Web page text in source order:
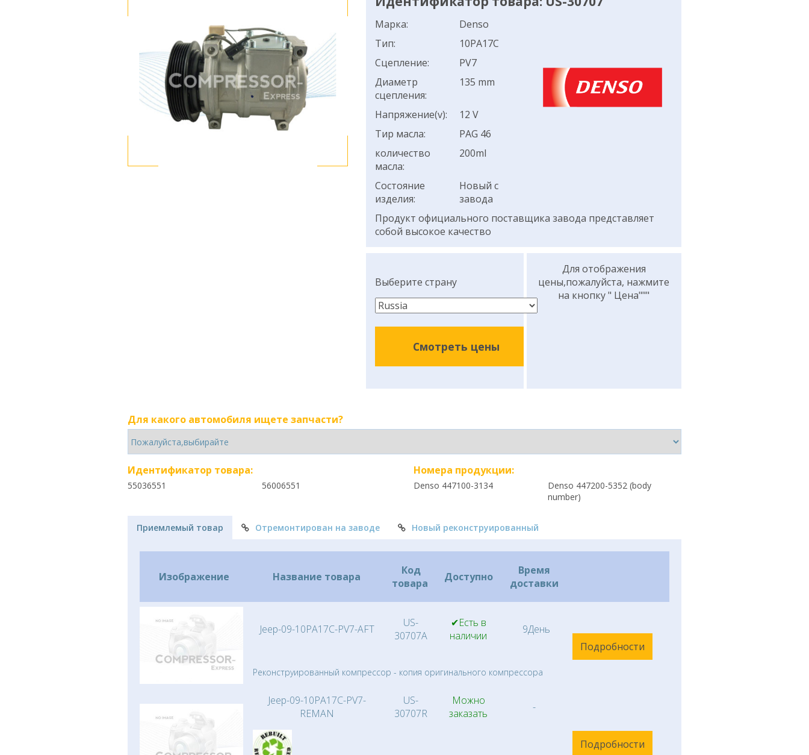
Марка:
Denso
Тип:
10PA17C
Сцепление:
PV7
Диаметр
сцепления:
135 mm
Напряжение(v):
12 V
Тир масла:
PAG 46
количество
масла:
200ml
Состояние
изделия:
Новый с
завода
Продукт официального поставщика завода представляет
собой высокое качество
Выберите страну
Смотреть цены
Для отображения
цены,пожалуйста, нажмите
на кнопку " Цена"""
Для какого автомобиля ищете запчасти?
Идентификатор товара:
55036551 56006551
Номера продукции:
Denso 447100-3134
Denso 447200-5352 (body
number)
Приемлемый товар Отремонтирован на заводе Новый реконструированный
Изображение Название товара
Код
товара
Доступно
Время
доставки
Jeep-09-10PA17C-PV7-AFT
US-
30707A
✔Есть в
наличии
9День
Подробности
Реконструированный компрессор - копия оригинального компрессора
Jeep-09-10PA17C-PV7-
REMAN
US-
30707R
Можно
заказать
-
Подробности